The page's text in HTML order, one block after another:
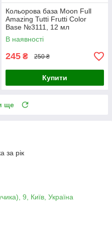
Кольорова база Moon Full
Amazing Tutti Frutti Color
Base №3111, 12 мл
В наявності
245 ₴ 250 ₴
Купити
ще
за рік
9, Київ, Україна